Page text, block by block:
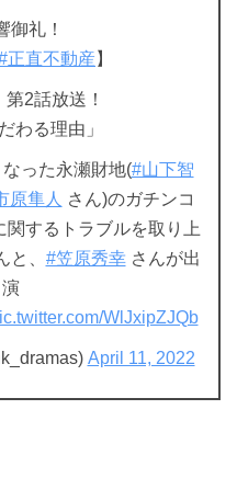
御礼！
正直不動産 】
2話放送！
わる理由」
った永瀬財地(#山下智
原隼人 さん)のガチンコ
関するトラブルを取り上
と、 #笠原秀幸さんが出
演
WlJxipZJQb
April 11, 2022